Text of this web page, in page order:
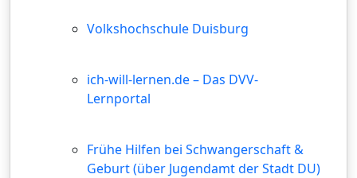
Volkshochschule Duisburg
ich-will-lernen.de – Das DVV-
Lernportal
Frühe Hilfen bei Schwangerschaft &
Geburt (über Jugendamt der Stadt DU)